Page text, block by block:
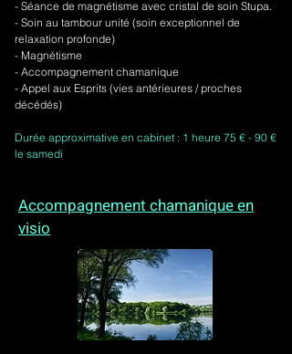
- Séance de magnétisme avec cristal de soin Stupa.
- Soin au tambour unité (soin exceptionnel de
relaxation profonde)
- Magnétisme
- Accompagnement chamanique
- Appel aux Esprits (vies antérieures / proches
décédés)
Durée approximative en cabinet : 1 heure 75 € - 90 €
le samedi
Accompagnement chamanique en
visio